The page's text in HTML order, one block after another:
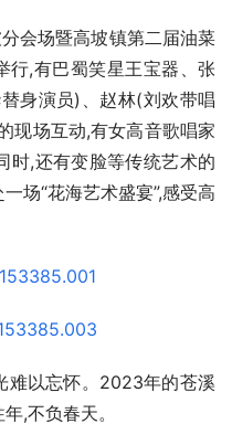
会场暨高坡镇第二届油菜
,有巴蜀笑星王宝器、张
身演员)、赵林(刘欢带唱
现场互动,有女高音歌唱家
时,还有变脸等传统艺术的
场“花海艺术盛宴”,感受高
难以忘怀。2023年的苍溪
,不负春天。